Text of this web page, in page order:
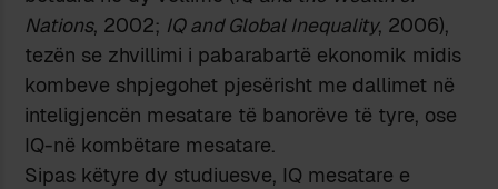
Nations, 2002; IQ and Global Inequality, 2006),
tezën se zhvillimi i pabarabartë ekonomik midis
kombeve shpjegohet pjesërisht me dallimet në
inteligjencën mesatare të banorëve të tyre, ose
IQ-në kombëtare mesatare.
Sipas këtyre dy studiuesve, IQ mesatare e